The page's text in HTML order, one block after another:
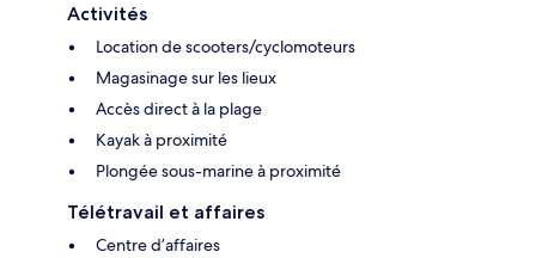
Activités
Location de scooters/cyclomoteurs
Magasinage sur les lieux
Accès direct à la plage
Kayak à proximité
Plongée sous-marine à proximité
Télétravail et affaires
Centre d’affaires